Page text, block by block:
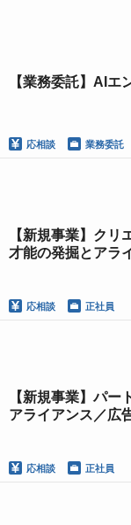
【業務委託】AIエ
応相談 業務委託
【新規事業】クリ
才能の発掘とアラ
応相談 正社員
【新規事業】パー
アライアンス／広
応相談 正社員